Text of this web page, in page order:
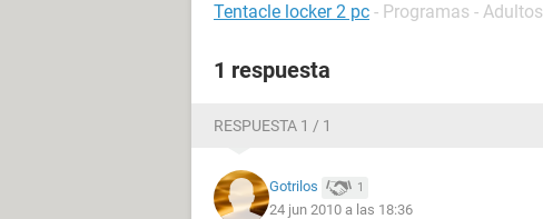
Tentacle locker 2 pc - Programas - Adultos
1 respuesta
RESPUESTA 1 / 1
Gotrilos 1
24 jun 2010 a las 18:36